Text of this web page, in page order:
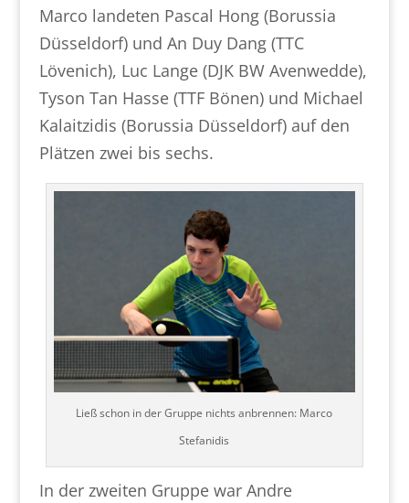
Marco landeten Pascal Hong (Borussia
Düsseldorf) und An Duy Dang (TTC
Lövenich), Luc Lange (DJK BW Avenwedde),
Tyson Tan Hasse (TTF Bönen) und Michael
Kalaitzidis (Borussia Düsseldorf) auf den
Plätzen zwei bis sechs.
Ließ schon in der Gruppe nichts anbrennen: Marco
Stefanidis
In der zweiten Gruppe war Andre